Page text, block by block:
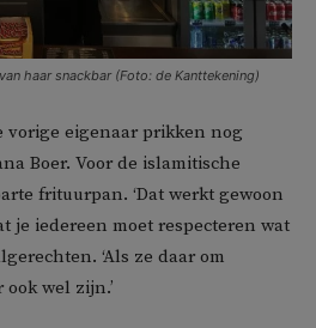
haar snackbar (Foto: de Kanttekening)
vorige eigenaar prikken nog
Boer. Voor de islamitische
frituurpan. ‘Dat werkt gewoon
je iedereen moet respecteren wat
‘Als ze daar om
wel zijn.’